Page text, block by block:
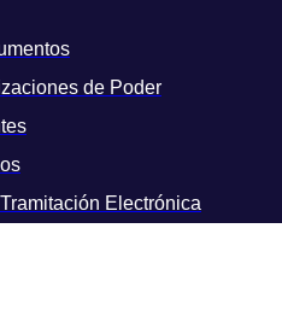
de Poder
Electrónica